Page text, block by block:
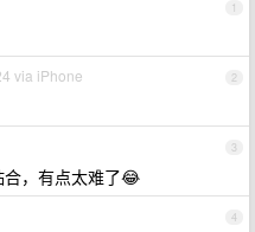
1
2
via iPhone
3
，有点太难了😂
4